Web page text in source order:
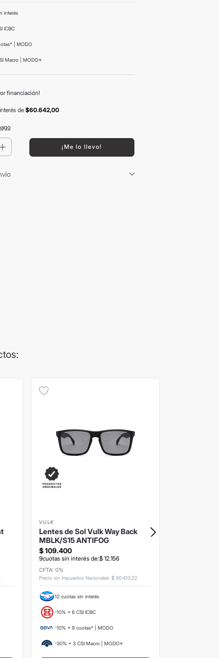
interés
ICBC
| MODO
Macro | MODO*
financiación!
de $60.642,00
¡Me lo llevo!
VULK
Lentes de Sol Vulk Way Back
MBLK/S15 ANTIFOG
$109.400
9cuotas sin interés de:$ 12.156
CFTA: 0%
Precio sin Impuestos Nacionales:$ 90.413,22
12 cuotas sin interés
-10% + 6 CSI ICBC
-10% + 9 cuotas* | MODO
-30% + 3 CSI Macro | MODO*